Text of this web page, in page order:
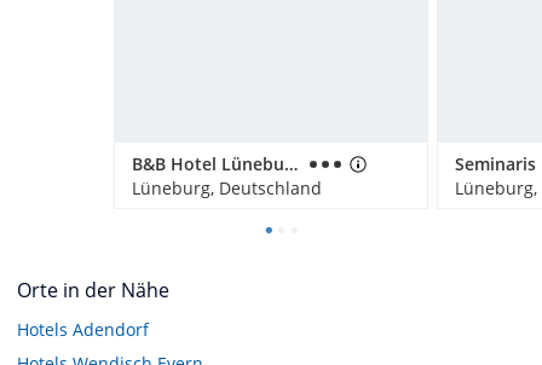
B&B Hotel Lüneburg
Lüneburg, Deutschland
Orte in der Nähe
Hotels Adendorf